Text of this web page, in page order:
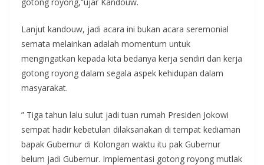
Lanjut kandouw, jadi acara ini bukan acara seremonial
semata melainkan adalah momentum untuk
mengingatkan kepada kita bedanya kerja sendiri dan kerja
gotong royong dalam segala aspek kehidupan dalam
masyarakat.
” Tiga tahun lalu sulut jadi tuan rumah Presiden Jokowi
sempat hadir kebetulan dilaksanakan di tempat kediaman
bapak Gubernur di Kolongan waktu itu pak Gubernur
belum jadi Gubernur. Implementasi gotong royong mutlak